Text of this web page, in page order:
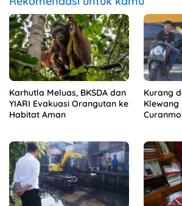
Karhutla Meluas, BKSDA dan
YIARI Evakuasi Orangutan ke
Habitat Aman
Kurang
Klewang